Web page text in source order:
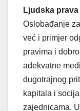
Ljudska
Oslobađanje
već i primjer
pravima i
adekvatne
dugotrajnog
kapitala i
zajednicama.